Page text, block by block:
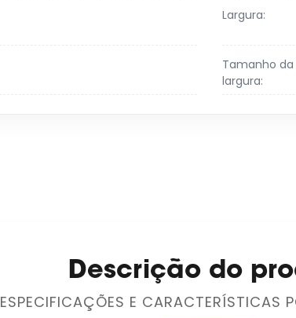
Largura:
Tamanho da
largura:
Descrição do
ESPECIFICAÇÕES E CARACTERÍSTICAS